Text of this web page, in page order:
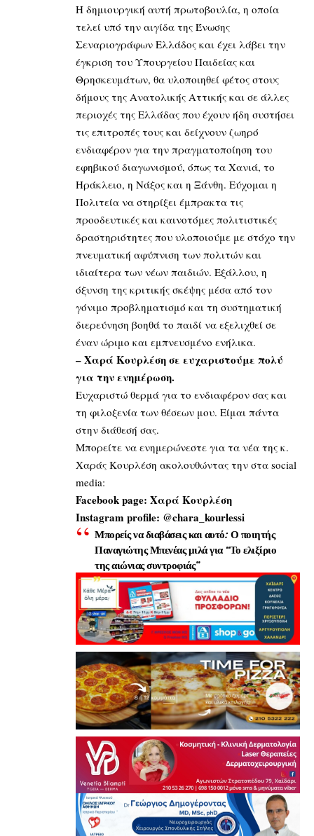
Η δημιουργική αυτή πρωτοβουλία, η οποία
τελεί υπό την αιγίδα της Ένωσης
Σεναριογράφων Ελλάδος και έχει λάβει την
έγκριση του Υπουργείου Παιδείας και
Θρησκευμάτων, θα υλοποιηθεί φέτος στους
δήμους της Ανατολικής Αττικής και σε άλλες
περιοχές της Ελλάδας που έχουν ήδη συστήσει
τις επιτροπές τους και δείχνουν ζωηρό
ενδιαφέρον για την πραγματοποίηση του
εφηβικού διαγωνισμού, όπως τα Χανιά, το
Ηράκλειο, η Νάξος και η Ξάνθη. Εύχομαι η
Πολιτεία να στηρίξει έμπρακτα τις
προοδευτικές και καινοτόμες πολιτιστικές
δραστηριότητες που υλοποιούμε με στόχο την
πνευματική αφύπνιση των πολιτών και
ιδιαίτερα των νέων παιδιών. Εξάλλου, η
όξυνση της κριτικής σκέψης μέσα από τον
γόνιμο προβληματισμό και τη συστηματική
διερεύνηση βοηθά το παιδί να εξελιχθεί σε
έναν ώριμο και εμπνευσμένο ενήλικα.
– Χαρά Κουρλέση σε ευχαριστούμε πολύ
για την ενημέρωση.
Ευχαριστώ θερμά για το ενδιαφέρον σας και
τη φιλοξενία των θέσεων μου. Είμαι πάντα
στην διάθεσή σας.
Μπορείτε να ενημερώνεστε για τα νέα της κ.
Χαράς Κουρλέση ακολουθώντας την στα social
media:
Facebook page: Χαρά Κουρλέση
Instagram profile: @chara_kourlessi
Μπορείς να διαβάσεις και αυτό: Ο ποιητής
Παναγιώτης Μπενέας μιλά για “Το ελιξίριο
της αιώνιας συντροφιάς”